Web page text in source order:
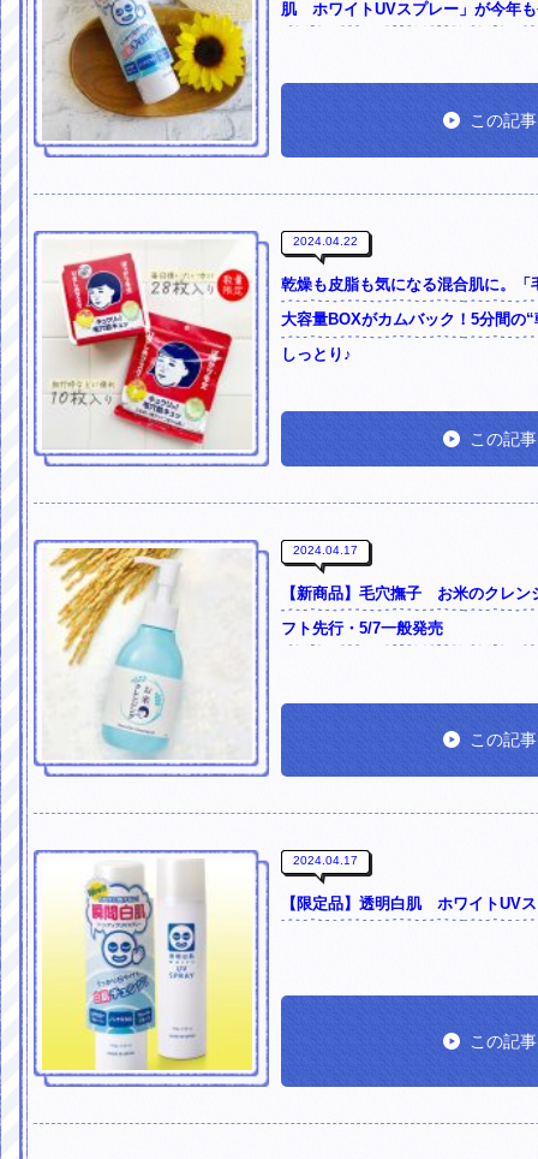
肌 ホワイトUVスプレー」が今年
この記
2024.04.22
乾燥も皮脂も気になる混合肌に。
大容量BOXがカムバック！5分間の
しっとり♪
この記
2024.04.17
【新商品】毛穴撫子 お米のクレ
フト先行・5/7一般発売
この記
2024.04.17
【限定品】透明白肌 ホワイトUV
この記